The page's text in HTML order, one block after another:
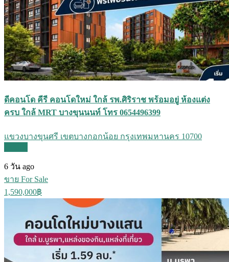
ดีคอนโด คีรี คอนโดใหม่ ใกล้ รพ.ศิริราช พร้อมอยู่ ห้องแต่ง
ครบ ใกล้ MRT บางขุนนนท์ โทร 0654496399
แขวงบางขุนศรี เขตบางกอกน้อย กรุงเทพมหานคร 10700
6 วัน ago
ขาย For Sale
1,590,000฿